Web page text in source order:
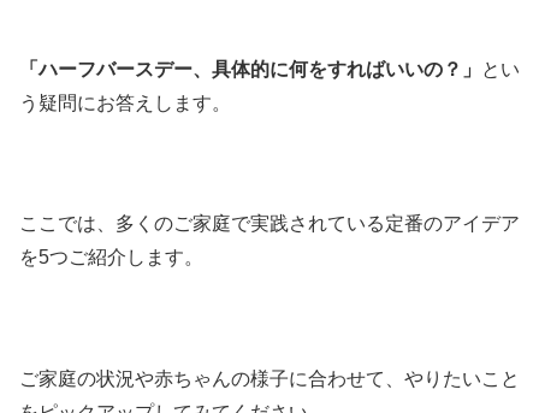
「ハーフバースデー、具体的に何をすればいいの？」
とい
う疑問にお答えします。
ここでは、多くのご家庭で実践されている定番のアイデア
を5つご紹介します。
ご家庭の状況や赤ちゃんの様子に合わせて、やりたいこと